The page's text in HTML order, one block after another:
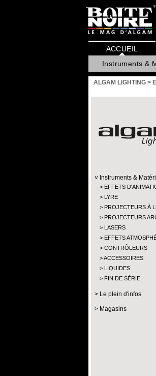
ACCUEIL
Instruments &
ALGAM LIGHTING >
Instruments &
EFFETS
LYRE
PROJECTEURS À
PROJECTEURS
LASERS
EFFETS
CONTRÔLEURS
ACCESSOIRES
LIQUIDES
FIN DE SÉRIE
Le plein d'infos
Magasins